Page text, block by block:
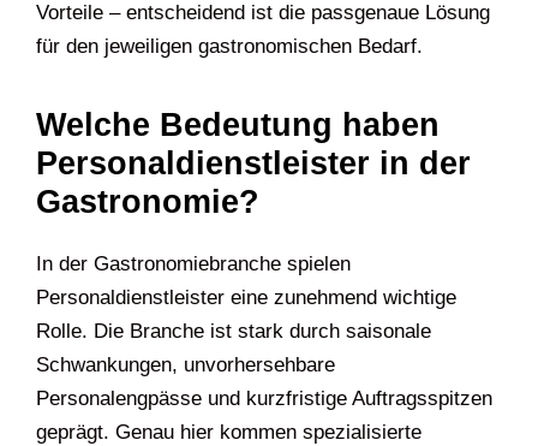
Vorteile – entscheidend ist die passgenaue Lösung
für den jeweiligen gastronomischen Bedarf.
Welche Bedeutung haben
Personaldienstleister in der
Gastronomie?
In der Gastronomiebranche spielen
Personaldienstleister eine zunehmend wichtige
Rolle. Die Branche ist stark durch saisonale
Schwankungen, unvorhersehbare
Personalengpässe und kurzfristige Auftragsspitzen
geprägt. Genau hier kommen spezialisierte